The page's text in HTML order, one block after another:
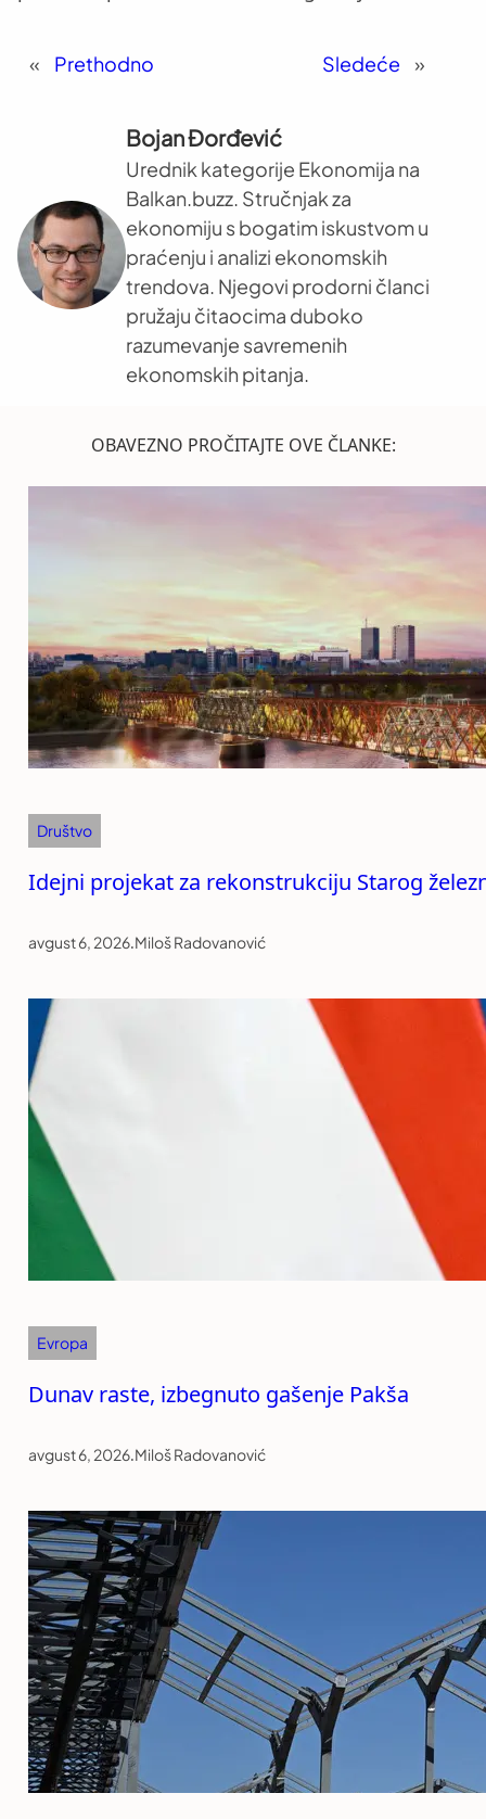
« Prethodno Sledeće »
Bojan Đorđević
Urednik kategorije Ekonomija na
Balkan.buzz. Stručnjak za
ekonomiju s bogatim iskustvom u
praćenju i analizi ekonomskih
trendova. Njegovi prodorni članci
pružaju čitaocima duboko
razumevanje savremenih
ekonomskih pitanja.
OBAVEZNO PROČITAJTE OVE ČLANKE:
Društvo
Idejni projekat za rekonstrukciju Starog
avgust 6, 2026.Miloš Radovanović
Evropa
Dunav raste, izbegnuto gašenje Pakša
avgust 6, 2026.Miloš Radovanović